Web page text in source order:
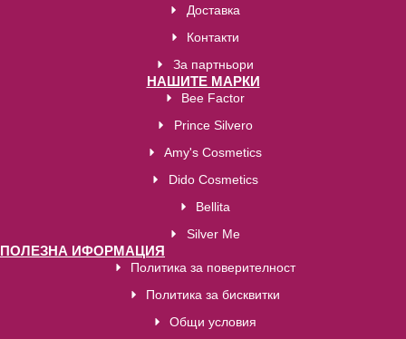
Доставка
Контакти
За партньори
НАШИТЕ МАРКИ
Bee Factor
Prince Silvero
Amy's Cosmetics
Dido Cosmetics
Bellita
Silver Me
ПОЛЕЗНА ИФОРМАЦИЯ
Политика за поверителност
Политика за бисквитки
Общи условия